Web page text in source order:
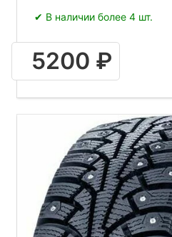
✔ В наличии более 4 шт.
5200 ₽